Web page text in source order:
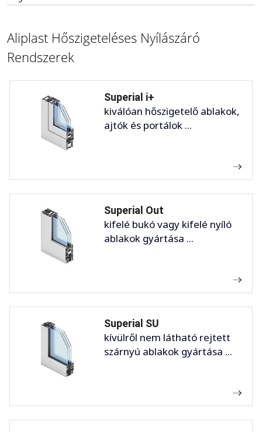
Aliplast Hőszigeteléses Nyílászáró
Rendszerek
Superial i+
kiválóan hőszigetelő ablakok,
ajtók és portálok ...
Superial Out
kifelé bukó vagy kifelé nyíló
ablakok gyártása ...
Superial SU
kívülről nem látható rejtett
szárnyú ablakok gyártása ...